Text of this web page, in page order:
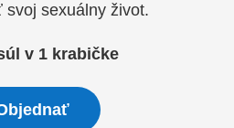
svoj sexuálny život.
v 1 krabičke